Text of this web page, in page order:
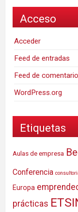
Acceso
Acceder
Feed de entradas
Feed de
WordPress.org
Etiquetas
Aulas de empresa
Conferencia
Europa
prácticas